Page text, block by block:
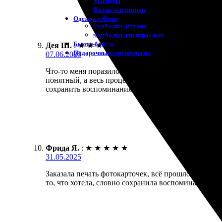
Пазлы магнитные
Одежда с Фото
Футболки детские
Футболки для взрослых
Бьюти-боксы
Подарочные сертификаты
Дея Ш. : ★ ★ ★ ★
07.06.2025
Что-то меня поразило в этой компании! Печать
понятный, а весь процесс от выбора до оплаты
сохранить воспоминания!
Фрида Я. : ★ ★ ★ ★ ★
31.05.2025
Заказала печать фотокарточек, всё прошло без
то, что хотела, словно сохранила воспоминания.